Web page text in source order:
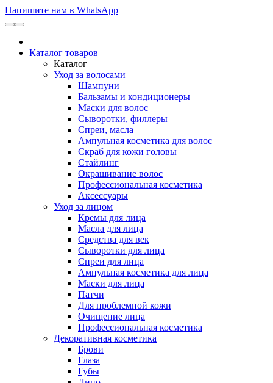
Напишите нам в WhatsApp
Каталог товаров
Каталог
Уход за волосами
Шампуни
Бальзамы и кондиционеры
Маски для волос
Сыворотки, филлеры
Спреи, масла
Ампульная косметика для волос
Скраб для кожи головы
Стайлинг
Окрашивание волос
Профессиональная косметика
Аксессуары
Уход за лицом
Кремы для лица
Масла для лица
Средства для век
Сыворотки для лица
Спреи для лица
Ампульная косметика для лица
Маски для лица
Патчи
Для проблемной кожи
Очищение лица
Профессиональная косметика
Декоративная косметика
Брови
Глаза
Губы